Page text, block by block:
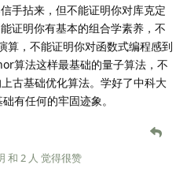
手拈来，但不能证明你对库克定
证明你有基本的组合学素养，不
，不能证明你对函数式编程感到
算法这样最基础的量子算法，不
古基础优化算法。学好了中科大
有任何的牢固迹象。
和 2 人 觉得很赞